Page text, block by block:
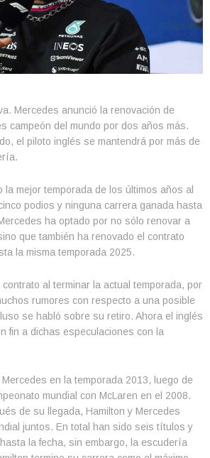
Mercedes anunció la renovación de
campeón del mundo por dos años más.
el piloto inglés se mantendrá por más de
la mejor temporada de los últimos años al
podios y ninguna carrera ganada hasta
ha optado por no sólo renovar a
que también ha renovado el contrato
la misma temporada 2025.
al terminar la actual temporada, por
rumores con respecto a una posible
se habló sobre su retiro. Ahora el inglés
fin a dichas especulaciones con la
en la temporada 2013, luego de
mundial con McLaren en el 2008.
de su llegada, Hamilton y Mercedes
juntos. En total han sido seis títulos y
la fecha, sin embargo, la escudería